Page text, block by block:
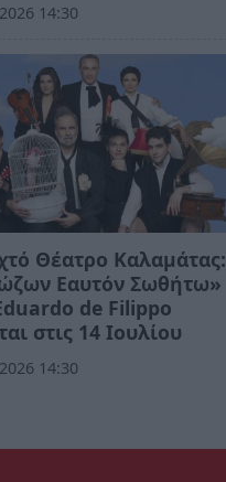
14:30
Θέατρο Καλαμάτας:
Εαυτόν Σωθήτω»
de Filippo
στις 14 Ιουλίου
14:30